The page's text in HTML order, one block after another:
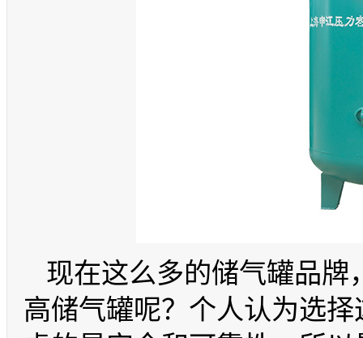
现在这么多的储气罐品牌
高储气罐呢？个人认为选